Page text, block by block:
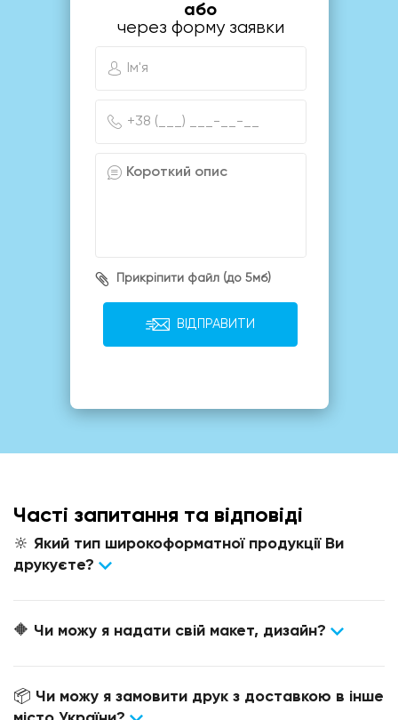
або
через форму заявки
Прикріпити файл (до 5мб)
ВІДПРАВИТИ
Часті запитання та відповіді
🔆 Який тип широкоформатної продукції Ви
друкуєте?
🔶 Чи можу я надати свій макет, дизайн?
📦 Чи можу я замовити друк з доставкою в інше